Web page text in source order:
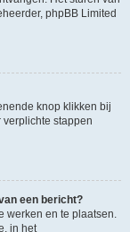
phpBB Limited
knop klikken bij
verplichte stappen
een bericht?
werken en te plaatsen.
in het